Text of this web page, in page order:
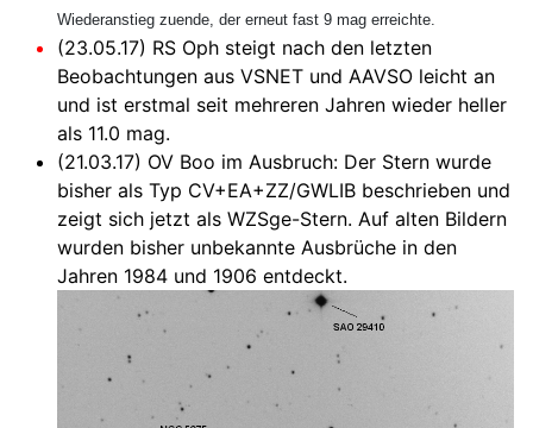
Wiederanstieg zuende, der erneut fast 9 mag erreichte.
(23.05.17) RS Oph steigt nach den letzten
Beobachtungen aus VSNET und AAVSO leicht an
und ist erstmal seit mehreren Jahren wieder heller
als 11.0 mag.
(21.03.17) OV Boo im Ausbruch: Der Stern wurde
bisher als Typ CV+EA+ZZ/GWLIB beschrieben und
zeigt sich jetzt als WZSge-Stern. Auf alten Bildern
wurden bisher unbekannte Ausbrüche in den
Jahren 1984 und 1906 entdeckt.